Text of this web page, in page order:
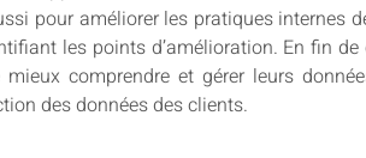
pour améliorer les pratiques internes
les points d’amélioration. En fin de
comprendre et gérer leurs
des données des clients.